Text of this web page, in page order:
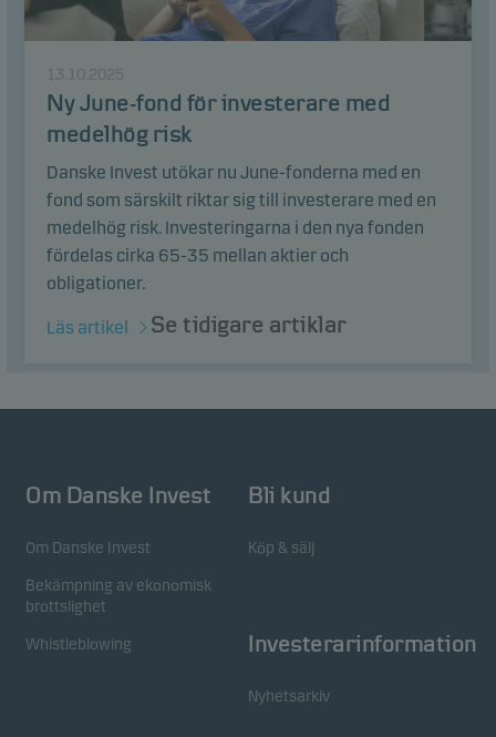
13.10.2025
Ny June-fond för investerare med
medelhög risk
Danske Invest utökar nu June-fonderna med en
fond som särskilt riktar sig till investerare med en
medelhög risk. Investeringarna i den nya fonden
fördelas cirka 65-35 mellan aktier och
obligationer.
Läs artikel Se tidigare artiklar
Om Danske Invest
Om Danske Invest
Bekämpning av ekonomisk
brottslighet
Whistleblowing
Bli kund
Köp & sälj
Investerarinformation
Nyhetsarkiv